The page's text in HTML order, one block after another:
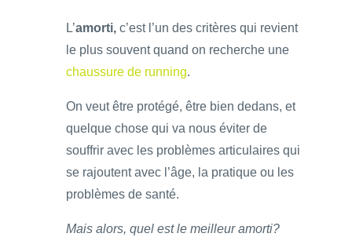
L’amorti, c’est l’un des critères qui revient
le plus souvent quand on recherche une
chaussure de running.
On veut être protégé, être bien dedans, et
quelque chose qui va nous éviter de
souffrir avec les problèmes articulaires qui
se rajoutent avec l’âge, la pratique ou les
problèmes de santé.
Mais alors, quel est le meilleur amorti?